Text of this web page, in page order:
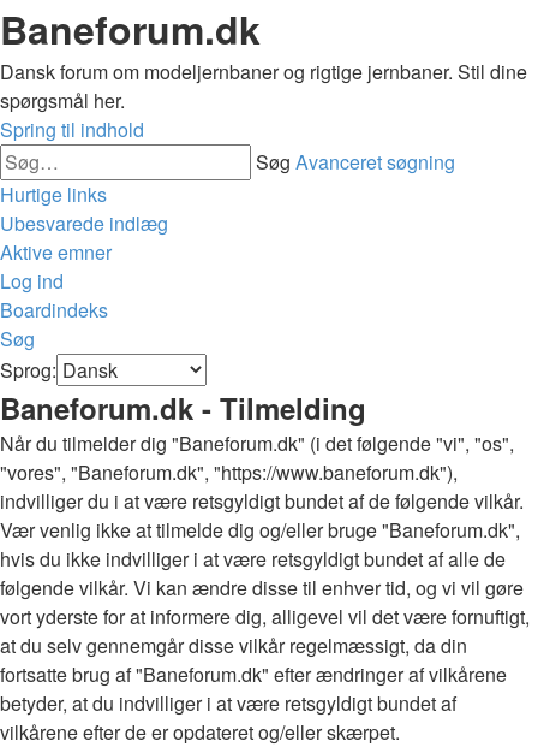
Baneforum.dk
Dansk forum om modeljernbaner og rigtige jernbaner. Stil dine
spørgsmål her.
Spring til indhold
Søg Avanceret søgning
Hurtige links
Ubesvarede indlæg
Aktive emner
Log ind
Boardindeks
Søg
Sprog:
Baneforum.dk - Tilmelding
Når du tilmelder dig "Baneforum.dk" (i det følgende "vi", "os",
"vores", "Baneforum.dk", "https://www.baneforum.dk"),
indvilliger du i at være retsgyldigt bundet af de følgende vilkår.
Vær venlig ikke at tilmelde dig og/eller bruge "Baneforum.dk",
hvis du ikke indvilliger i at være retsgyldigt bundet af alle de
følgende vilkår. Vi kan ændre disse til enhver tid, og vi vil gøre
vort yderste for at informere dig, alligevel vil det være fornuftigt,
at du selv gennemgår disse vilkår regelmæssigt, da din
fortsatte brug af "Baneforum.dk" efter ændringer af vilkårene
betyder, at du indvilliger i at være retsgyldigt bundet af
vilkårene efter de er opdateret og/eller skærpet.